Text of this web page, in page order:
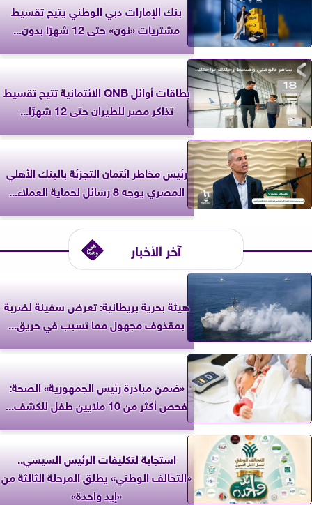
بنك الإمارات دبي الوطني يتيح تقسيط
مشتريات «نون» حتى 12 شهرًا بدون...
بطاقات أوائل QNB الائتمانية تتيح تقسيط
تذاكر مصر للطيران حتى 12 شهرًا...
رئيس مخاطر ائتمان التجزئة بالبنك الأهلي
المصري يوجه 8 رسائل لحماية العملاء...
آخر الأخبار
‎هيئة بحرية بريطانية: تعرض سفينة لضربة
بمقذوف مجهول مما تسبب في حريق...
«ضمن مبادرة رئيس الجمهورية» الصحة:
فحص أكثر من 10 ملايين طفل للكشف...
استجابة لتكليفات الرئيس السيسي..
«التحالف الوطني» يطلق المرحلة الثالثة من
«إيد واحدة»